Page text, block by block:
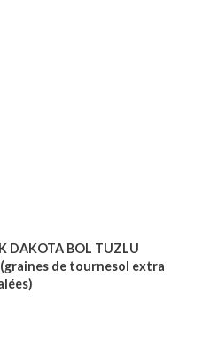
DAKOTA BOL TUZLU
(graines de tournesol extra